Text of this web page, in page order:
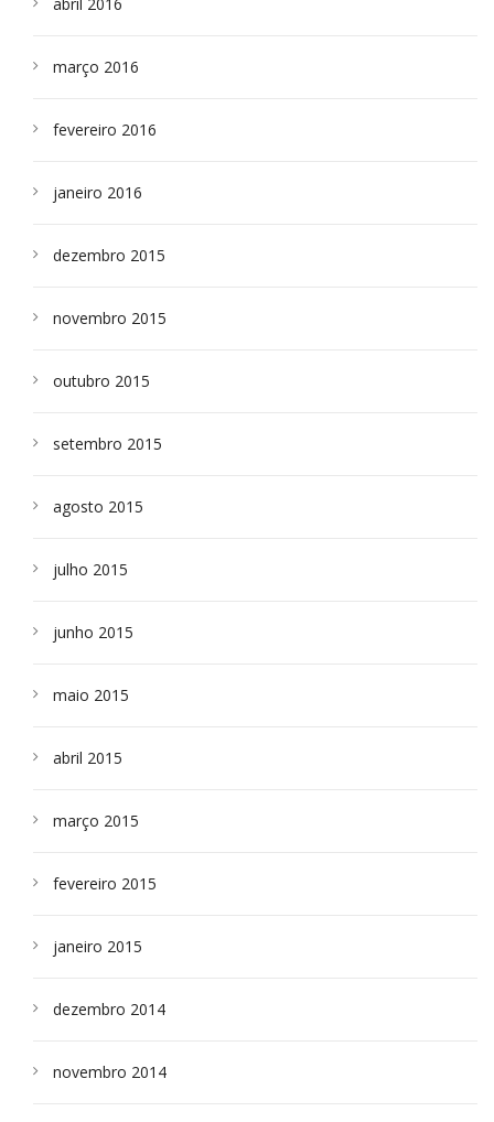
março 2016
fevereiro 2016
janeiro 2016
dezembro 2015
novembro 2015
outubro 2015
setembro 2015
agosto 2015
julho 2015
junho 2015
maio 2015
abril 2015
março 2015
fevereiro 2015
janeiro 2015
dezembro 2014
novembro 2014